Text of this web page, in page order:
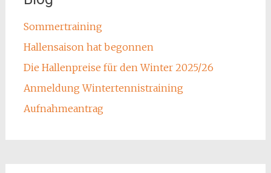
Sommertraining
Hallensaison hat begonnen
Die Hallenpreise für den Winter 2025/26
Anmeldung Wintertennistraining
Aufnahmeantrag